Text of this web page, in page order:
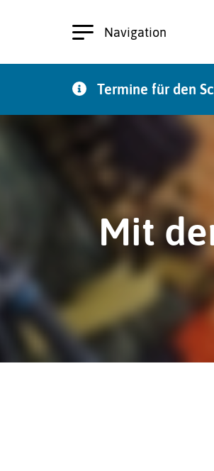
Navigation
Termine für den
Mit